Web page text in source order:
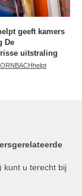
geeft kamers
De
uitstraling
kunt u terecht bij